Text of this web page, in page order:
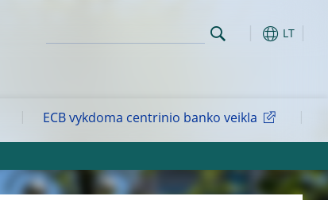
LT
ECB vykdoma centrinio banko veikla